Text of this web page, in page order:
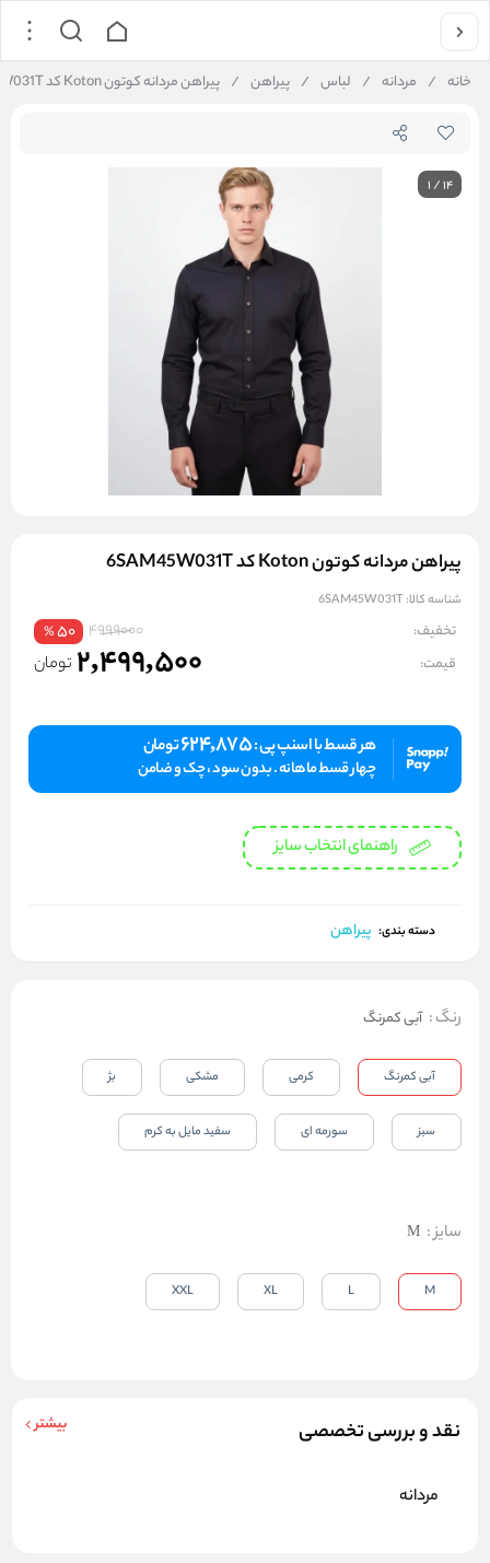
خانه / مردانه / لباس / پیراهن / پیراهن مردانه کوتون Koton کد 6SAM45W031T
1/14
پیراهن مردانه کوتون Koton کد 6SAM45W031T
شناسه کالا:6SAM45W031T
تخفیف: 4999000
50
%
قیمت: 2,499,500 تومان
هر قسط با اسنپ پی :624,875تومان
چهار قسط ماهانه . بدون سود ، چک و ضامن
راهنمای انتخاب سایز
دسته بندی: پیراهن
نقد و بررسی تخصصی بیشتر
مردانه
رنگ: آبی کمرنگ
آبی کمرنگ کرمی مشکی بژ
سبز سورمه ای سفید مایل به کرم
سایز:
M
M
L
XL
XXL